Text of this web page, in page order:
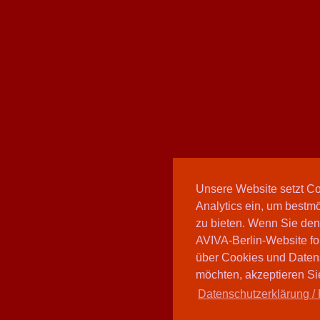
Unsere Website setzt
Analytics ein, um
zu bieten. Wenn Sie
AVIVA-Berlin-Website
über Cookies und
möchten, akzeptieren
Datenschutzerklärung /